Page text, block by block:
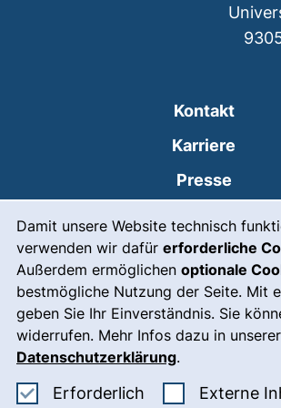
Damit unsere Website technisch
verwenden wir dafür erforderliche
Außerdem ermöglichen optionale
bestmögliche Nutzung der Seite. Mit
geben Sie Ihr Einverständnis. Sie
widerrufen. Mehr Infos dazu in unserer
Datenschutzerklärung.
Erforderlich Erforderliche
Externe
Kontakt
Karriere
Presse
Leichte Sprache
Gebärdensprache
Notfall
Impressum
Barrierefreiheit